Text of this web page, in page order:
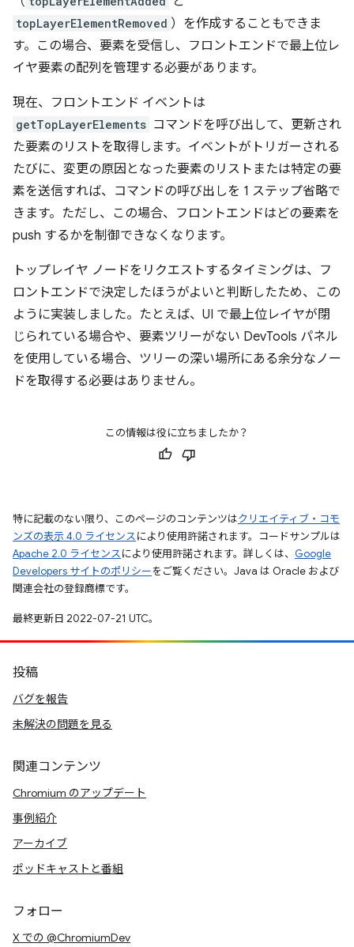
topLayerElementRemoved ）を作成することもできま
す。この場合、要素を受信し、フロントエンドで最上位レ
イヤ要素の配列を管理する必要があります。
現在、フロントエンド イベントは
getTopLayerElements コマンドを呼び出して、更新され
た要素のリストを取得します。イベントがトリガーされる
たびに、変更の原因となった要素のリストまたは特定の要
素を送信すれば、コマンドの呼び出しを 1 ステップ省略で
きます。ただし、この場合、フロントエンドはどの要素を
push するかを制御できなくなります。
トップレイヤ ノードをリクエストするタイミングは、フ
ロントエンドで決定したほうがよいと判断したため、この
ように実装しました。たとえば、UI で最上位レイヤが閉
じられている場合や、要素ツリーがない DevTools パネル
を使用している場合、ツリーの深い場所にある余分なノー
ドを取得する必要はありません。
この情報は役に立ちましたか？
特に記載のない限り、このページのコンテンツはクリエイティブ・コモ
ンズの表示 4.0 ライセンスにより使用許諾されます。コードサンプルは
Apache 2.0 ライセンスにより使用許諾されます。詳しくは、 Google
Developers サイトのポリシーをご覧ください。Java は Oracle および
関連会社の登録商標です。
最終更新日 2022-07-21 UTC。
投稿
バグを報告
未解決の問題を見る
関連コンテンツ
Chromium のアップデート
事例紹介
アーカイブ
ポッドキャストと番組
フォロー
X での @ChromiumDev